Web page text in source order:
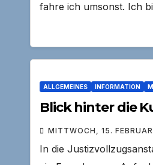
fahre ich umsonst. Ich
ALLGEMEINES INFORMATION
Blick hinter die
MITTWOCH, 15.
In die